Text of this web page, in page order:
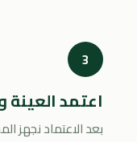
3
اعتمد العينة
بعد الاعتماد نجهز